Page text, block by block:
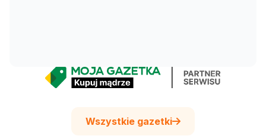
Wszystkie gazetki